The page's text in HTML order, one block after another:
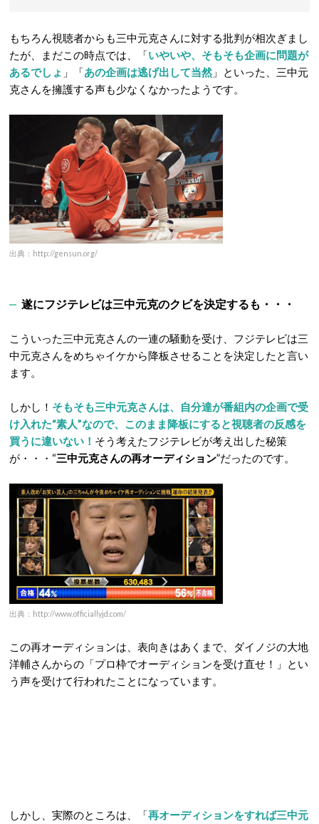
もちろん視聴者からも三中元克さんに対する批判が相次ぎまし
たが、まだこの時点では、「いやいや、そもそも企画に問題が
あるでしょ 」「あの企画は逃げ出して当然」といった、三中元
克さんを擁護する声も少なくなかったようです。
出典：http://gensun.org/
遂にフジテレビは三中元克のクビを決定するも・・・
こういった三中元克さんの一連の騒動を受け、フジテレビは三
中元克さんをめちゃイケから降板させることを決定したと言い
ます。
しかし！ そもそも三中元克さんは、自分達が番組内の企画で受
け入れた“素人”なので、このまま降板にすると視聴者の反感を
買うに違いない！ そう考えたフジテレビが考え出した秘策
が・・・“三中元克さんの再オーディション”だったのです。
出典：http://www.officiallyjd.com/
この再オーディションは、表向きはあくまで、ダイノジの大地
洋輔さんからの「プロ枠でオーディションを受け直せ！」とい
う声を受けて行われたことになっています。
しかし、実際のところは、「再オーディションをすれば三中元